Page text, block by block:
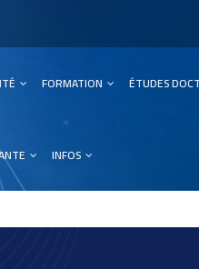
FORMATION ÉTUDES
INFOS